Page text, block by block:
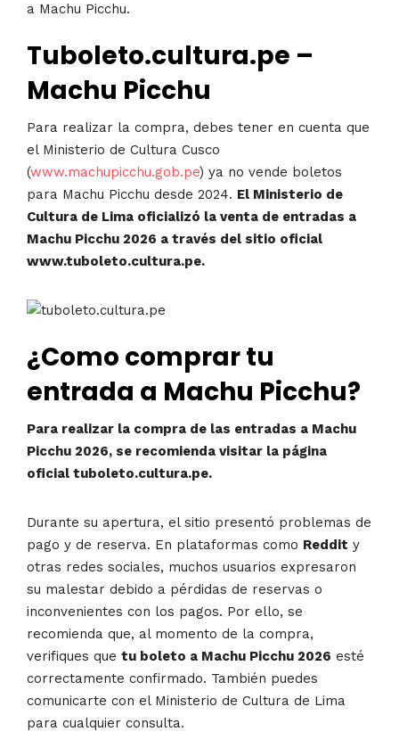
a Machu Picchu.
Tuboleto.cultura.pe –
Machu Picchu
Para realizar la compra, debes tener en cuenta que
el Ministerio de Cultura Cusco
(www.machupicchu.gob.pe) ya no vende boletos
para Machu Picchu desde 2024. El Ministerio de
Cultura de Lima oficializó la venta de entradas a
Machu Picchu 2026 a través del sitio oficial
www.tuboleto.cultura.pe.
¿Como comprar tu
entrada a Machu Picchu?
Para realizar la compra de las entradas a Machu
Picchu 2026, se recomienda visitar la página
oficial tuboleto.cultura.pe.
Durante su apertura, el sitio presentó problemas de
pago y de reserva. En plataformas como Reddit y
otras redes sociales, muchos usuarios expresaron
su malestar debido a pérdidas de reservas o
inconvenientes con los pagos. Por ello, se
recomienda que, al momento de la compra,
verifiques que tu boleto a Machu Picchu 2026 esté
correctamente confirmado. También puedes
comunicarte con el Ministerio de Cultura de Lima
para cualquier consulta.